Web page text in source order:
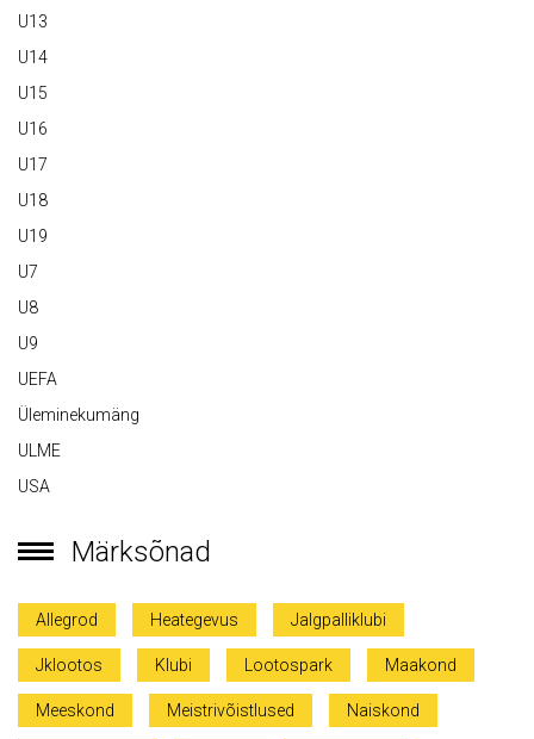
U13
U14
U15
U16
U17
U18
U19
U7
U8
U9
UEFA
Üleminekumäng
ULME
USA
Märksõnad
Allegrod Heategevus Jalgpalliklubi
Jklootos Klubi Lootospark Maakond
Meeskond Meistrivõistlused Naiskond